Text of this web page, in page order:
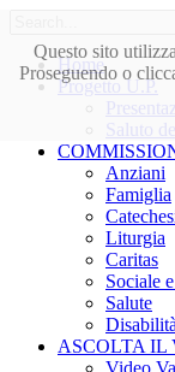
Questo sito
Proseguendo o
Home
Progetto U.P.
Saluto
Anziani
Famiglia
Liturgia
Caritas
Sociale
Salute
Disabilità
ASCOLTA IL
Video